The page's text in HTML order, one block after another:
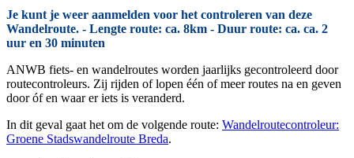
Je kunt je weer aanmelden voor het controleren van deze
Wandelroute. - Lengte route: ca. 8km - Duur route: ca. ca. 2
uur en 30 minuten
ANWB fiets- en wandelroutes worden jaarlijks gecontroleerd door
routecontroleurs. Zij rijden of lopen één of meer routes na en geven
door óf en waar er iets is veranderd.
In dit geval gaat het om de volgende route: Wandelroutecontroleur:
Groene Stadswandelroute Breda.